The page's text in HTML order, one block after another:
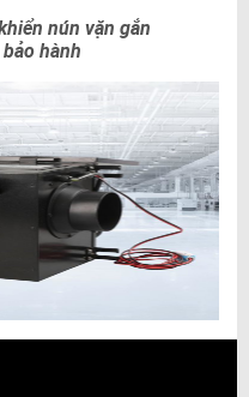
nún vặn gắn
hành